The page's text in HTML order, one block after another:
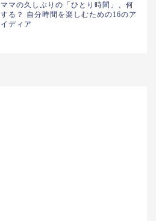
ママの久しぶりの「ひとり時間」、何
する？ 自分時間を楽しむための16のア
イディア